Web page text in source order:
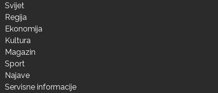
Svijet
Regija
Ekonomija
Kultura
Magazin
Sport
Najave
Servisne informacije